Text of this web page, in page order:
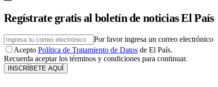
Regístrate gratis al boletín de noticias El País
Por favor ingresa un correo electrónico
Acepto Política de Tratamiento de Datos de El País.
Recuerda aceptar los términos y condiciones para continuar.
INSCRÍBETE AQUÍ